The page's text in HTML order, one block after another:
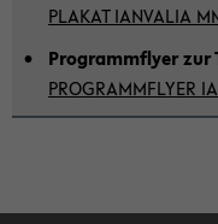
PLA­KAT IAN­VA­LIA
Pro­gramm­fly­er zur
PRO­GRAMM­FLY­ER